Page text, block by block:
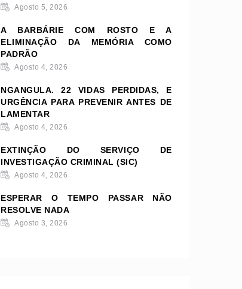
Agosto 5, 2026
A BARBÁRIE COM ROSTO E A
ELIMINAÇÃO DA MEMÓRIA COMO
PADRÃO
Agosto 4, 2026
NGANGULA. 22 VIDAS PERDIDAS, E
URGÊNCIA PARA PREVENIR ANTES DE
LAMENTAR
Agosto 4, 2026
EXTINÇÃO DO SERVIÇO DE
INVESTIGAÇÃO CRIMINAL (SIC)
Agosto 4, 2026
ESPERAR O TEMPO PASSAR NÃO
RESOLVE NADA
Agosto 3, 2026